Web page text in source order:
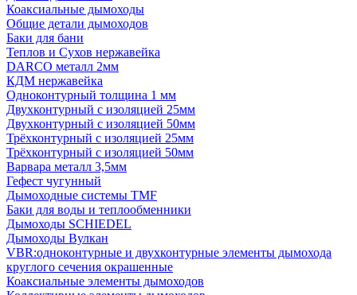
Коаксиальные дымоходы
Общие детали дымоходов
Баки для бани
Теплов и Сухов нержавейка
DARCO металл 2мм
КДМ нержавейка
Одноконтурный толщина 1 мм
Двухконтурный с изоляцией 25мм
Двухконтурный с изоляцией 50мм
Трёхконтурный с изоляцией 25мм
Трёхконтурный с изоляцией 50мм
Варвара металл 3,5мм
Гефест чугунный
Дымоходные системы TMF
Баки для воды и теплообменники
Дымоходы SCHIEDEL
Дымоходы Вулкан
VBR:одноконтурные и двухконтурные элементы дымохода
круглого сечения окрашенные
Коаксиальные элементы дымоходов